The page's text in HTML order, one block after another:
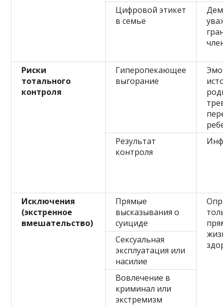
Цифровой этикет
в семье
Риски
тотального
контроля
Гиперопекающее
выгорание
Результат
контроля
Исключения
(экстренное
вмешательство)
Прямые
высказывания о
суициде
Сексуальная
эксплуатация или
насилие
Вовлечение в
криминал или
экстремизм